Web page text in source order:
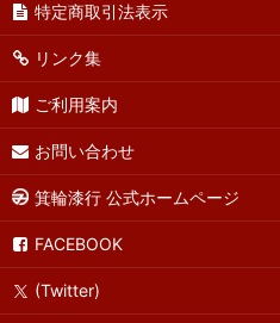
特定商取引法表示
リンク集
ご利用案内
お問い合わせ
箕輪漆行 公式ホームページ
FACEBOOK
(Twitter)